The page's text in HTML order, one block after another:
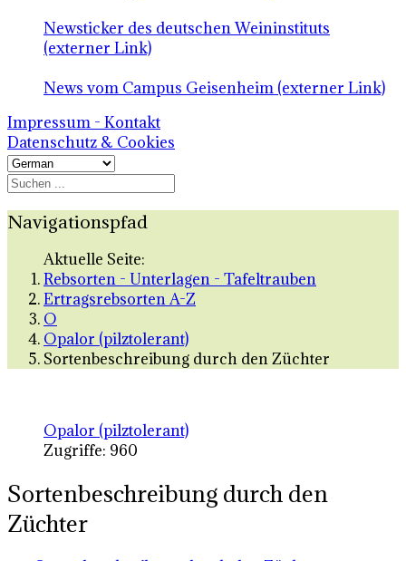
Newsticker des deutschen Weininstituts
(externer Link)
News vom Campus Geisenheim (externer Link)
Impressum - Kontakt
Datenschutz & Cookies
Navigationspfad
Aktuelle Seite:
Rebsorten - Unterlagen - Tafeltrauben
Ertragsrebsorten A-Z
O
Opalor (pilztolerant)
Sortenbeschreibung durch den Züchter
Opalor (pilztolerant)
Zugriffe: 960
Sortenbeschreibung durch den
Züchter